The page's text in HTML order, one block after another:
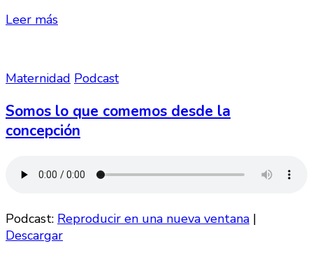
Leer más
Maternidad Podcast
Somos lo que comemos desde la
concepción
Podcast: Reproducir en una nueva ventana |
Descargar